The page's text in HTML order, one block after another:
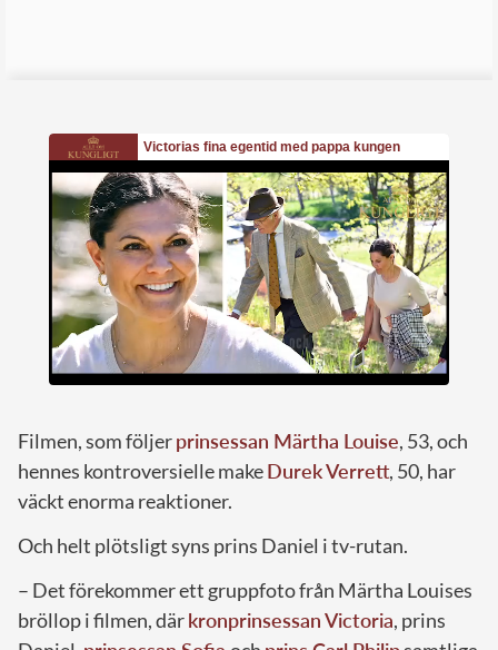
Filmen, som följerprinsessan Märtha Louise, 53, och
hennes kontroversielle makeDurek Verrett, 50, har
väckt enorma reaktioner.
Och helt plötsligt syns prins Daniel i tv-rutan.
– Det förekommer ett gruppfoto från Märtha Louises
bröllop i filmen, därkronprinsessan Victoria, prins